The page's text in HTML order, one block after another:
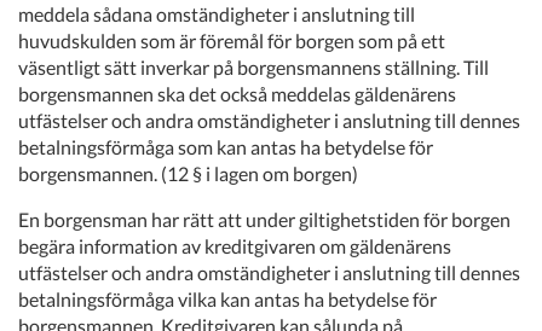
meddela sådana omständigheter i anslutning till
huvudskulden som är föremål för borgen som på ett
väsentligt sätt inverkar på borgensmannens ställning. Till
borgensmannen ska det också meddelas gäldenärens
utfästelser och andra omständigheter i anslutning till dennes
betalningsförmåga som kan antas ha betydelse för
borgensmannen. (12 § i lagen om borgen)
En borgensman har rätt att under giltighetstiden för borgen
begära information av kreditgivaren om gäldenärens
utfästelser och andra omständigheter i anslutning till dennes
betalningsförmåga vilka kan antas ha betydelse för
borgensmannen. Kreditgivaren kan sålunda på